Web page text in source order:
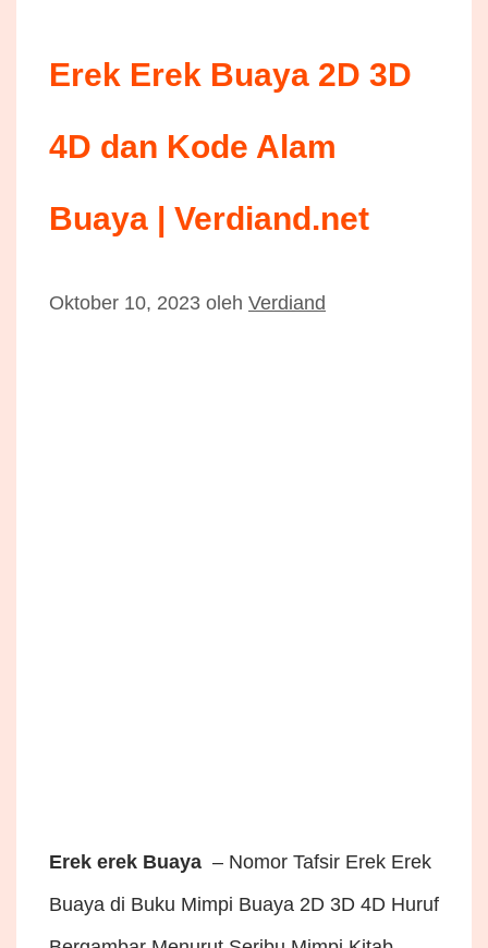
Erek Erek Buaya 2D 3D
4D dan Kode Alam
Buaya | Verdiand.net
Oktober 10, 2023 oleh Verdiand
Erek erek Buaya – Nomor Tafsir Erek Erek
Buaya di Buku Mimpi Buaya 2D 3D 4D Huruf